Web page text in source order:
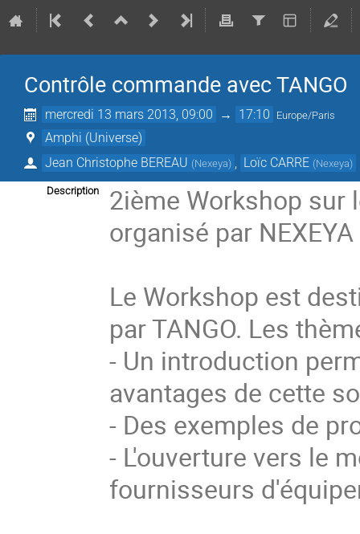
Contrôle commande avec TANGO
mercredi 13 mars 2013, 09:00 → 17:10 Europe/Paris
Amphi (Universe)
Jean Christophe BEREAU (Nexeya) Loïc CARRE (Nexeya)
Description
2ième Workshop sur
organisé par
Le Workshop est
par TANGO. Les
- Un introduction
avantages de cette
- Des exemples de
- L'ouverture vers le
fournisseurs